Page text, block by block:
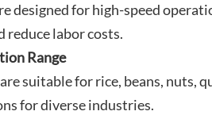
designed for high-speed
labor costs.
Range
suitable for rice, beans, nuts,
for diverse industries.